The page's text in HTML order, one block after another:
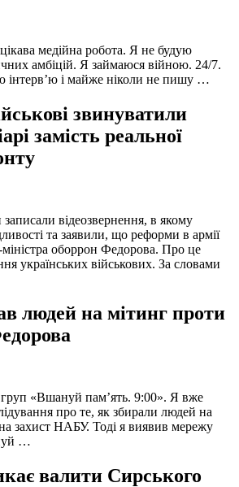
медійна робота. Я не будую
амбіцій. Я займаюся війною. 24/7.
інтерв’ю і майже ніколи не пишу …
звинуватили
замість реальної
записали відеозвернення, в якому
та заявили, що реформи в армії
міністра оборрон Федорова. Про це
українських військових. За словами
людей на мітинг проти
груп «Вшануй пам’ять. 9:00». Я вже
про те, як збирали людей на
захист НАБУ. Тоді я виявив мережу
…
валити Сирського